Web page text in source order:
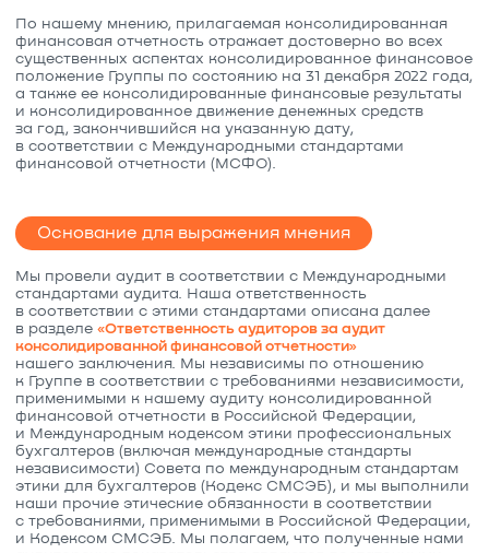
По нашему мнению, прилагаемая консолидированная
финансовая отчетность отражает достоверно во всех
существенных аспектах консолидированное финансовое
положение Группы по состоянию на 31 декабря 2022 года,
а также ее консолидированные финансовые результаты
и консолидированное движение денежных средств
за год, закончившийся на указанную дату,
в соответствии с Международными стандартами
финансовой отчетности (МСФО).
Основание для выражения мнения
Мы провели аудит в соответствии с Международными
стандартами аудита. Наша ответственность
в соответствии с этими стандартами описана далее
в разделе «Ответственность аудиторов за аудит
консолидированной финансовой отчетности»
нашего заключения. Мы независимы по отношению
к Группе в соответствии с требованиями независимости,
применимыми к нашему аудиту консолидированной
финансовой отчетности в Российской Федерации,
и Международным кодексом этики профессиональных
бухгалтеров (включая международные стандарты
независимости) Совета по международным стандартам
этики для бухгалтеров (Кодекс СМСЭБ), и мы выполнили
наши прочие этические обязанности в соответствии
с требованиями, применимыми в Российской Федерации,
и Кодексом СМСЭБ. Мы полагаем, что полученные нами